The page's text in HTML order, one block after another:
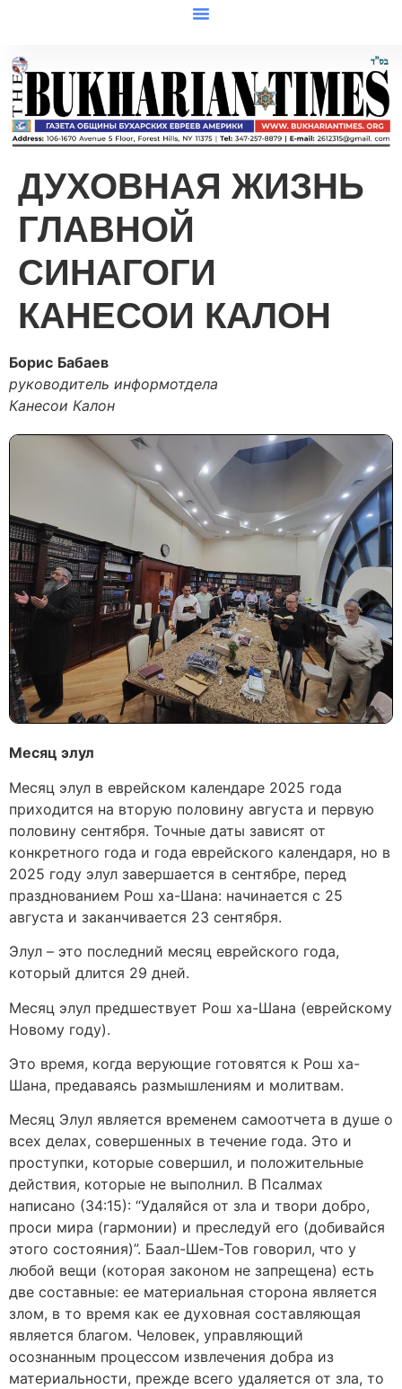
ДУХОВНАЯ ЖИЗНЬ
ГЛАВНОЙ
СИНАГОГИ
КАНЕСОИ КАЛОН
Борис Бабаев
руководитель информотдела
Канесои Калон
Месяц элул
Месяц элул в еврейском календаре 2025 года
приходится на вторую половину августа и первую
половину сентября. Точные даты зависят от
конкретного года и года еврейского календаря, но в
2025 году элул завершается в сентябре, перед
празднованием Рош ха-Шана: начинается с 25
августа и заканчивается 23 сентября.
Элул – это последний месяц еврейского года,
который длится 29 дней.
Месяц элул предшествует Рош ха-Шана (еврейскому
Новому году).
Это время, когда верующие готовятся к Рош ха-
Шана, предаваясь размышлениям и молитвам.
Месяц Элул является временем самоотчета в душе о
всех делах, совершенных в течение года. Это и
проступки, которые совершил, и положительные
действия, которые не выполнил. В Псалмах
написано (34:15): “Удаляйся от зла и твори добро,
проси мира (гармонии) и преследуй его (добивайся
этого состояния)”. Баал-Шем-Тов говорил, что у
любой вещи (которая законом не запрещена) есть
две составные: ее материальная сторона является
злом, в то время как ее духовная составляющая
является благом. Человек, управляющий
осознанным процессом извлечения добра из
материальности, прежде всего удаляется от зла, то